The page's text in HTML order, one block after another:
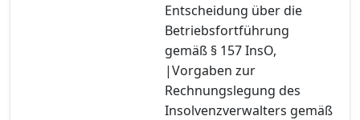
Entscheidung über die
Betriebsfortführung
gemäß § 157 InsO,
|Vorgaben zur
Rechnungslegung des
Insolvenzverwalters gemäß